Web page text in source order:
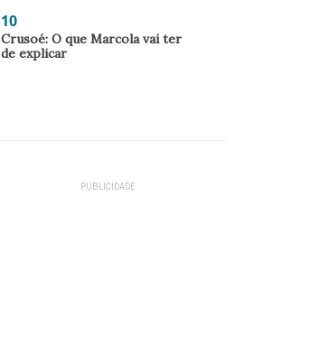
10
Crusoé: O que Marcola vai ter
de explicar